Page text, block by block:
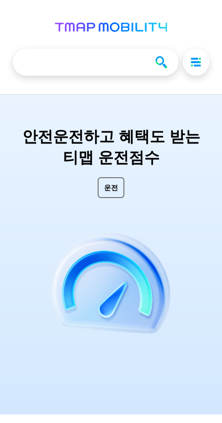
안전운전하고 혜택도 받는
티맵 운전점수
운전